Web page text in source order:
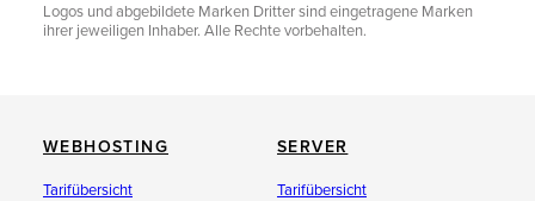
Logos und abgebildete Marken Dritter sind eingetragene Marken
ihrer jeweiligen Inhaber. Alle Rechte vorbehalten.
WEBHOSTING
Tarifübersicht
SERVER
Tarifübersicht